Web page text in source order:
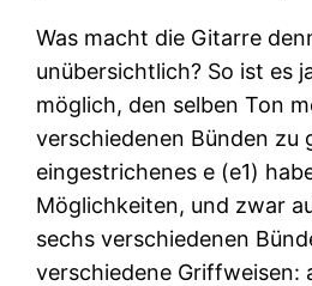
Was macht die Gitarre
unübersichtlich? So ist es
möglich, den selben Ton
verschiedenen Bünden zu
eingestrichenes e (e1)
Möglichkeiten, und zwar
sechs verschiedenen
verschiedene Griffweisen: